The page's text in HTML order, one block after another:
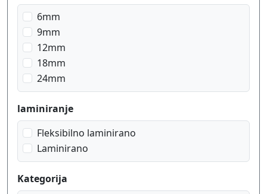
črna na mat srebrna
črna na modra
črna na prosojen
črna na prosojen matt
črna na rdeča
črna na rumena
črna na signal rumena
črna na zelena
6mm
9mm
12mm
18mm
24mm
laminiranje
Fleksibilno laminirano
Laminirano
Kategorija